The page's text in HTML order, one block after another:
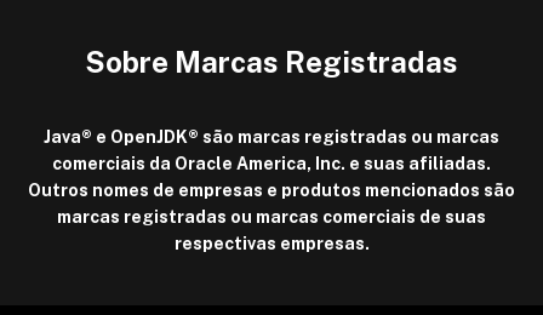
Sobre Marcas Registradas
Java® e OpenJDK® são marcas registradas ou marcas
comerciais da Oracle America, Inc. e suas afiliadas.
Outros nomes de empresas e produtos mencionados são
marcas registradas ou marcas comerciais de suas
respectivas empresas.